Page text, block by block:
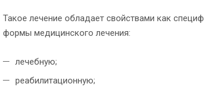
Такое лечение обладает свойствами как
формы медицинского лечения:
лечебную;
реабилитационную;